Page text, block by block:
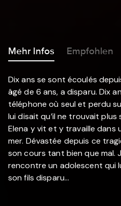
Mehr Infos Empfohlen
Dix ans se sont écoulés
âgé de 6 ans, a disparu. Dix
téléphone où seul et perdu
lui disait qu’il ne trouvait plus
Elena y vit et y travaille
mer. Dévastée depuis ce
son cours tant bien que mal.
rencontre un adolescent qui
son fils disparu…